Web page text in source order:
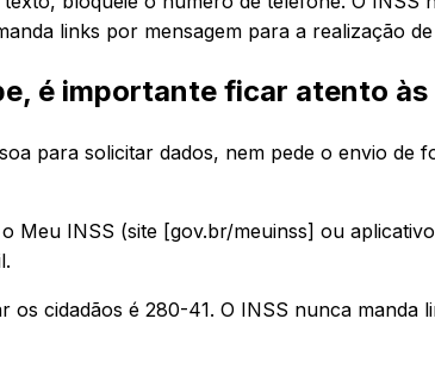
links por mensagem para a realização
é importante ficar atento às
para solicitar dados, nem pede o envio de
Meu INSS (site [gov.br/meuinss] ou
cidadãos é 280-41. O INSS nunca manda